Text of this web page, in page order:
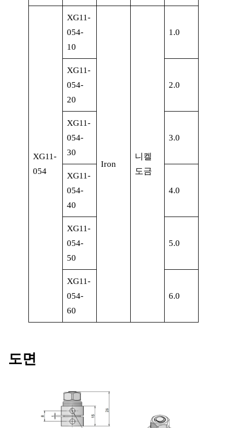
XG11-
054
XG11-
054-
10
Iron
니켈
도금
1.0
XG11-
054-
20
2.0
XG11-
054-
30
3.0
XG11-
054-
40
4.0
XG11-
054-
50
5.0
XG11-
054-
60
6.0
도면